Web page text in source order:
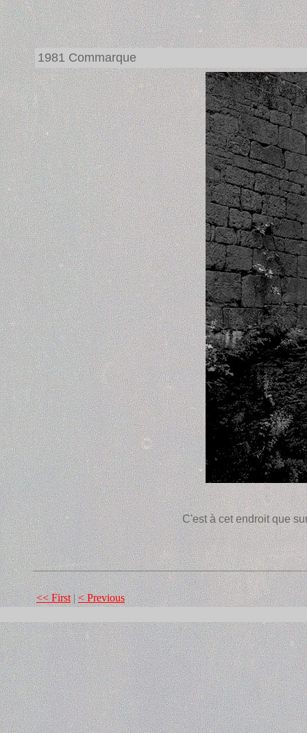
1981 Commarque
C'est à cet endroit que
<< First|< Previous